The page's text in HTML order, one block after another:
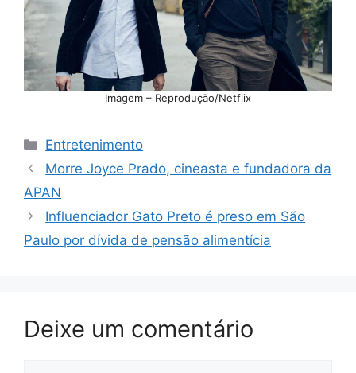
Imagem – Reprodução/Netflix
Categorias
Entretenimento
Morre Joyce Prado, cineasta e fundadora da
APAN
Influenciador Gato Preto é preso em São
Paulo por dívida de pensão alimentícia
Deixe um comentário